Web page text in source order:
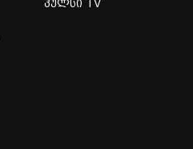
პულსი TV